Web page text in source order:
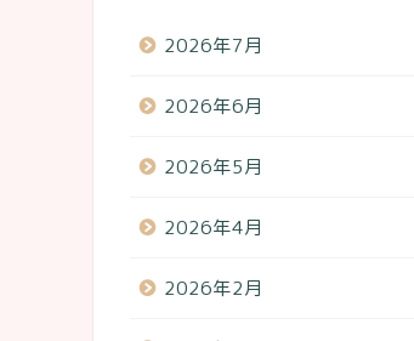
2026年7月
2026年6月
2026年5月
2026年4月
2026年2月